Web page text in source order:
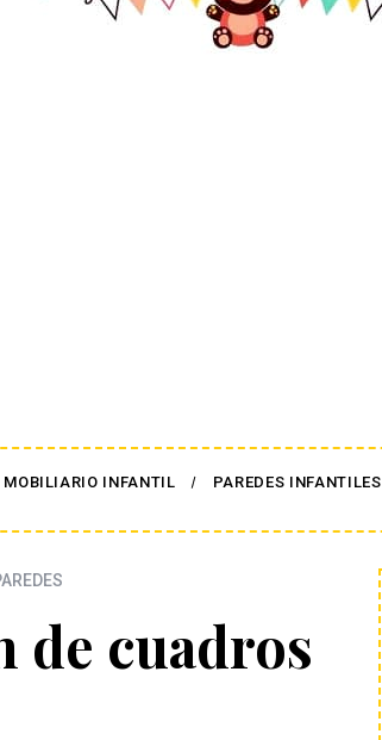
MOBILIARIO INFANTIL PAREDES INFANTILES
cuadros